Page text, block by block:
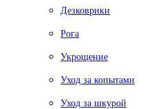
Дезковрики
Рога
Укрощение
Уход за копытами
Уход за шкурой